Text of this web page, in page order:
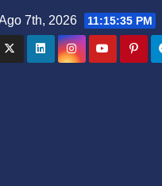
7th, 2026 11:15:36 PM